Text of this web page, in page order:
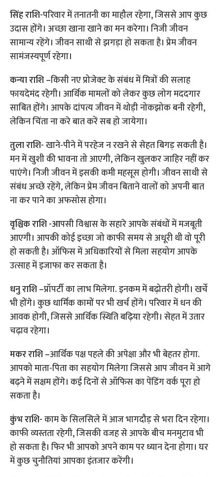
सिंह राशि-परिवार में तनातनी का माहौल रहेगा, जिससे आप कुछ
उदास होंगे। अच्छा खाना खाने का मन करेगा। निजी जीवन
सामान्य रहेंगे। जीवन साथी से झगड़ा हो सकता है। प्रेम जीवन
सामंजस्यपूर्ण रहेगा।
कन्या राशि –किसी नए प्रोजेक्ट के संबंध में मित्रों की सलाह
फायदेमंद रहेगी। आर्थिक मामलों को लेकर कुछ लोग मददगार
साबित होंगे। आपके दांपत्य जीवन में थोड़ी नोकझोक बनी रहेगी,
लेकिन चिंता ना करे बात करें सब हो जायेगा।
तुला राशि-खाने-पीने में परहेज न रखने से सेहत बिगड़ सकती है।
मन में खुशी की भावना तो आएगी, लेकिन खुलकर जाहिर नहीं कर
पाएंगे। निजी जीवन में इसकी कमी महसूस होगी। जीवन साथी से
संबंध अच्छे रहेंगे, लेकिन प्रेम जीवन बिताने वालों को अपनी बात
ना कर पाने का अफसोस होगा।
वृश्चिक राशि -आपसी विश्वास के सहारे आपके संबंधों में मजबूती
आएगी। आपकी कोई इच्छा जो काफी समय से अधूरी थी वो पूरी
हो सकती है। ऑफिस में अधिकारियों से मिला सहयोग आपके
उत्साह में इजाफा कर सकता है।
धनु राशि –प्रॉपर्टी का लाभ मिलेगा. इनकम में बढ़ोतरी होगी। खर्चे
भी होंगे। कुछ धार्मिक कामों पर भी खर्च होंगे। परिवार में धन की
आवक होगी, जिससे आर्थिक स्थिति बढ़िया रहेगी। सेहत में उतार
चढ़ाव रहेगा।
मकर राशि –आर्थिक पक्ष पहले की अपेक्षा और भी बेहतर होगा.
आपको माता-पिता का सहयोग मिलेगा जिससे आप जीवन में आगे
बढ़ने में सक्षम होंगे। कई दिनों से ऑफिस का पेंडिंग वर्क पूरा हो
सकता है।
कुंभ राशि-काम के सिलसिले में आज भागदौड़ से भरा दिन रहेगा।
काफी व्यस्तता रहेगी, जिसकी वजह से आपके बीच मनमुटाव भी
हो सकता है। फिर भी आपको अपने काम पर ध्यान देना होगा। घर
में कुछ चुनौतियां आपका इंतजार करेंगी।